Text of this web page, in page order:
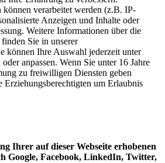
können verarbeitet werden (z.B. IP-
Anzeigen und Inhalte oder
Weitere Informationen über die
Sie in unserer
können Ihre Auswahl jederzeit unter
anpassen. Wenn Sie unter 16 Jahre
zu freiwilligen Diensten geben
Erziehungsberechtigten um Erlaubnis
Ihrer auf dieser Webseite erhobenen
Google, Facebook, LinkedIn, Twitter,